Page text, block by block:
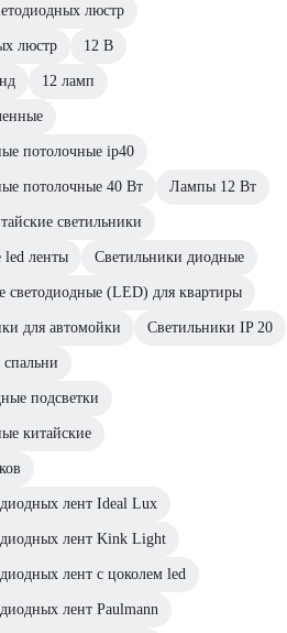
люстр
люстр 12 В
12 ламп
потолочные ip40
потолочные 40 Вт Лампы 12 Вт
светильники
led ленты Светильники диодные
светодиодные (LED) для квартиры
для автомойки Светильники IP 20
подсветки
китайские
лент Ideal Lux
лент Kink Light
лент с цоколем led
лент Paulmann